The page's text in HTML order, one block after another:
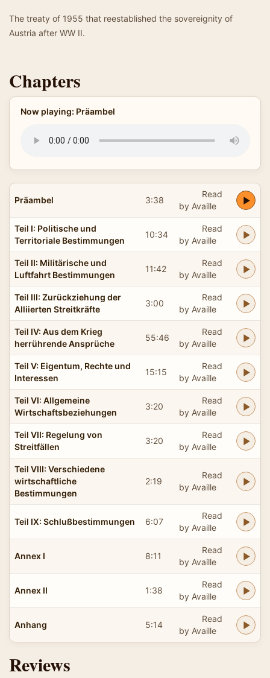
The treaty of 1955 that reestablished the sovereignity of
Austria after WW II.
Chapters
Now playing: Präambel
Präambel 3:38
Read
by Availle
Teil I: Politische und
Territoriale Bestimmungen
10:34
Read
by Availle
Teil II: Militärische und
Luftfahrt Bestimmungen
11:42
Read
by Availle
Teil III: Zurückziehung der
Alliierten Streitkräfte
3:00
Read
by Availle
Teil IV: Aus dem Krieg
herrührende Ansprüche
55:46
Read
by Availle
Teil V: Eigentum, Rechte und
Interessen
15:15
Read
by Availle
Teil VI: Allgemeine
Wirtschaftsbeziehungen
3:20
Read
by Availle
Teil VII: Regelung von
Streitfällen
3:20
Read
by Availle
Teil VIII: Verschiedene
wirtschaftliche
Bestimmungen
2:19
Read
by Availle
Teil IX: Schlußbestimmungen 6:07
Read
by Availle
Annex I 8:11
Read
by Availle
Annex II 1:38
Read
by Availle
Anhang 5:14
Read
by Availle
Reviews